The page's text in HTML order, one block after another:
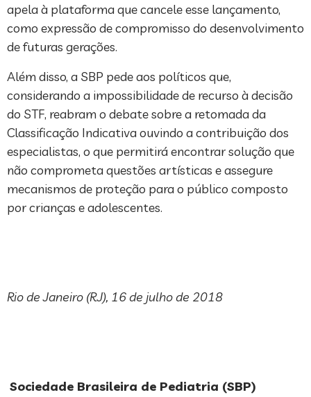
apela à plataforma que cancele esse lançamento,
como expressão de compromisso do desenvolvimento
de futuras gerações.
Além disso, a SBP pede aos políticos que,
considerando a impossibilidade de recurso à decisão
do STF, reabram o debate sobre a retomada da
Classificação Indicativa ouvindo a contribuição dos
especialistas, o que permitirá encontrar solução que
não comprometa questões artísticas e assegure
mecanismos de proteção para o público composto
por crianças e adolescentes.
Rio de Janeiro (RJ), 16 de julho de 2018
Sociedade Brasileira de Pediatria (SBP)